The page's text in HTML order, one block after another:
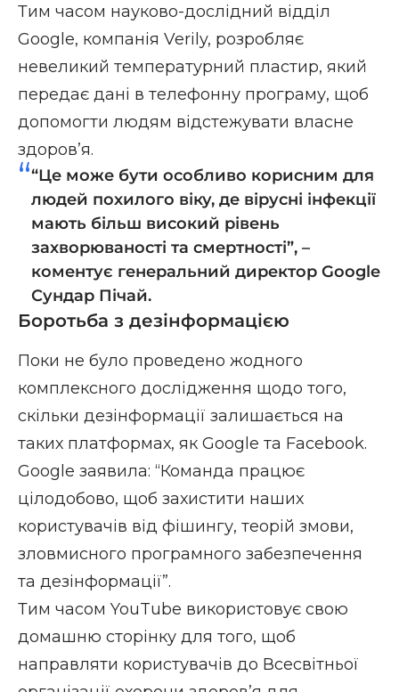
Тим часом науково-дослідний відділ
Google, компанія Verily, розробляє
невеликий температурний пластир, який
передає дані в телефонну програму, щоб
допомогти людям відстежувати власне
здоров’я.
“Це може бути особливо корисним для
людей похилого віку, де вірусні інфекції
мають більш високий рівень
захворюваності та смертності”, –
коментує генеральний директор Google
Сундар Пічай.
Боротьба з дезінформацією
Поки не було проведено жодного
комплексного дослідження щодо того,
скільки дезінформації залишається на
таких платформах, як Google та Facebook.
Google заявила: “Команда працює
цілодобово, щоб захистити наших
користувачів від фішингу, теорій змови,
зловмисного програмного забезпечення
та дезінформації”.
Тим часом YouTube використовує свою
домашню сторінку для того, щоб
направляти користувачів до Всесвітньої